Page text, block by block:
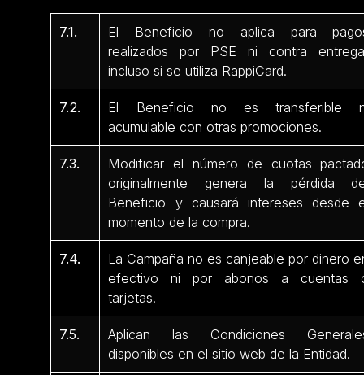
7.1.
El Beneficio no aplica para
realizados por PSE ni contra
incluso si se utiliza RappiCard.
7.2.
El Beneficio no es transferible
acumulable con otras promociones.
7.3.
Modificar el número de cuotas
originalmente genera la pérdida
Beneficio y causará intereses desde
momento de la compra.
7.4.
La Campaña no es canjeable por dinero
efectivo ni por abonos a cuentas
tarjetas.
7.5.
Aplican las Condiciones
disponibles en el sitio web de la Entidad.